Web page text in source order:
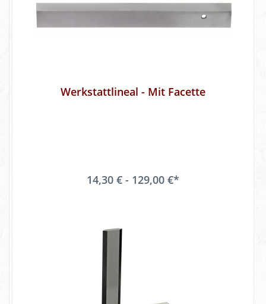
Werkstattlineal - Mit Facette
14,30 € - 129,00 €*